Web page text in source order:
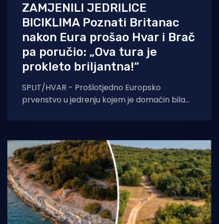
ZAMJENILI JEDRILICE
BICIKLIMA Poznati Britanac
nakon Eura prošao Hvar i Brač
pa poručio: „Ova tura je
prokleto briljantna!“
SPLIT/HVAR - Prošlotjedno Europsko
prvenstvo u jedrenju kojem je domaćin bila
korist hrvatskom